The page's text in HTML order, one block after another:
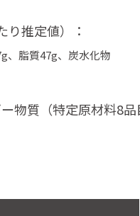
推定値）
、脂質47g、炭水化物
物質（特定原材料8